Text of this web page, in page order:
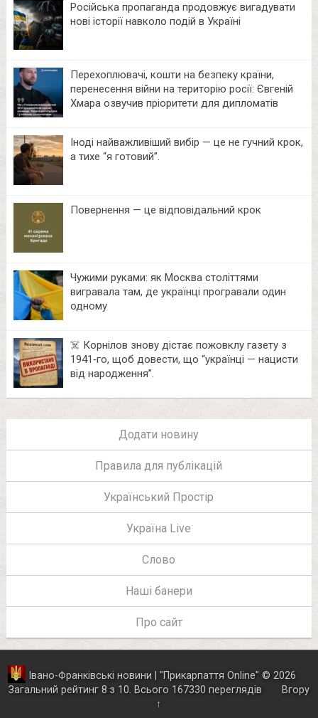
Російська пропаганда продовжує вигадувати
нові історії навколо подій в Україні
Перехоплювачі, кошти на безпеку країни,
перенесення війни на територію росії: Євгеній
Хмара озвучив пріоритети для дипломатів
Іноді найважливіший вибір — це не гучний крок,
а тихе “я готовий”.
Повернення — це відповідальний крок
Чужими руками: як Москва століттями
вигравала там, де українці програвали один
одному
☠️ Корнілов знову дістає пожовклу газету з
1941‑го, щоб довести, що “українці — нацисти
від народження”.
Додати новину
Правила для публікацій
Український Простір
Україна Live
Слово
Наші банери
Про сайт
Івано-Франківські новини | "Прикарпаття Online" © 2026
Загальний рейтинг 8 з 10. Всього 167330 переглядів
Вгору
↑